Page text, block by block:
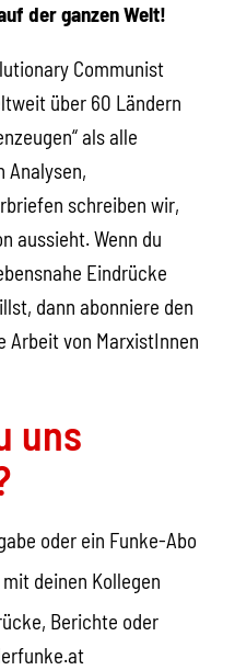
der ganzen Welt!
Communist
über 60 Ländern
als alle
Analysen,
schreiben wir,
aussieht.Wenn du
Eindrücke
dann abonniere den
Arbeit von MarxistInnen
uns
oder ein Funke-Abo
deinen Kollegen
Berichte oder